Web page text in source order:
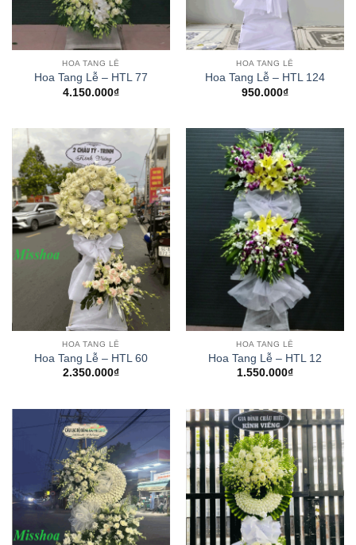
HOA TANG LỄ
Hoa Tang Lễ – HTL 77
4.150.000₫
HOA TANG LỄ
Hoa Tang Lễ – HTL 124
950.000₫
HOA TANG LỄ
Hoa Tang Lễ – HTL 60
2.350.000₫
HOA TANG LỄ
Hoa Tang Lễ – HTL 12
1.550.000₫